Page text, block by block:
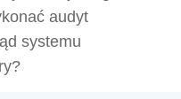
audyt
systemu